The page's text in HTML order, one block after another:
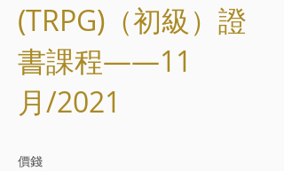
(TRPG)（初級）證
書課程——11
月/2021
​價錢